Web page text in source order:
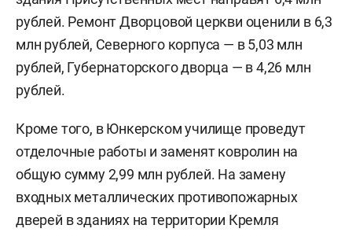
рублей. Ремонт Дворцовой церкви оценили в 6,3
млн рублей, Северного корпуса — в 5,03 млн
рублей, Губернаторского дворца — в 4,26 млн
рублей.
Кроме того, в Юнкерском училище проведут
отделочные работы и заменят ковролин на
общую сумму 2,99 млн рублей. На замену
входных металлических противопожарных
дверей в зданиях на территории Кремля